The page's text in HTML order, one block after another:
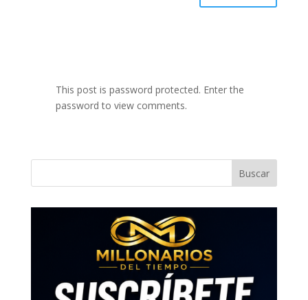
This post is password protected. Enter the
password to view comments.
Buscar